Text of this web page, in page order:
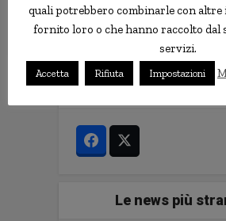
Il Fondo di credito per i
entra
Follow us
Le news più
quali potrebbero combinarle con
fornito loro o che hanno raccolto dal
servizi.
Accetta Rifiuta Impostazioni